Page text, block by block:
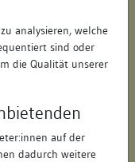
analysieren, welche
sind oder
die Qualität unserer
auf der
dadurch weitere